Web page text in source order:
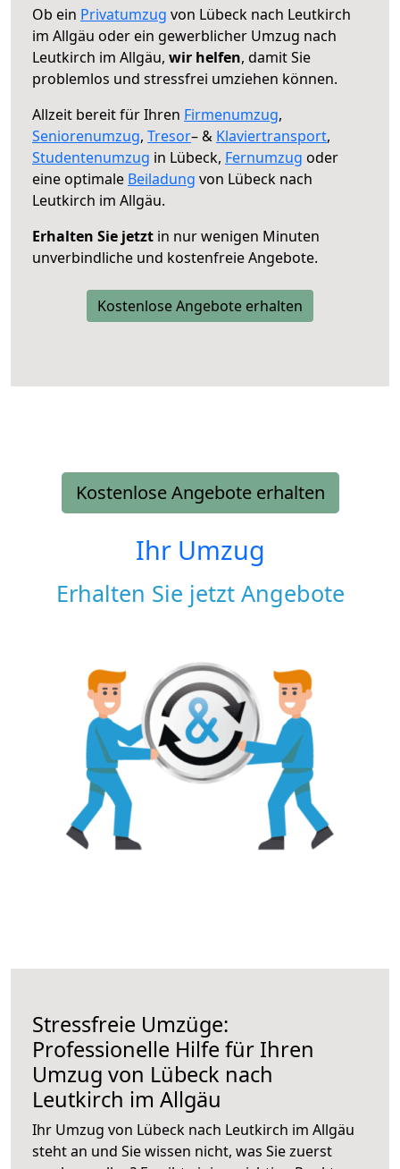
Ob ein Privatumzug von Lübeck nach Leutkirch
im Allgäu oder ein gewerblicher Umzug nach
Leutkirch im Allgäu, wir helfen, damit Sie
problemlos und stressfrei umziehen können.
Allzeit bereit für Ihren Firmenumzug,
Seniorenumzug, Tresor– & Klaviertransport,
Studentenumzug in Lübeck, Fernumzug oder
eine optimale Beiladung von Lübeck nach
Leutkirch im Allgäu.
Erhalten Sie jetzt in nur wenigen Minuten
unverbindliche und kostenfreie Angebote.
Kostenlose Angebote erhalten
Kostenlose Angebote erhalten
Ihr Umzug
Erhalten Sie jetzt Angebote
Stressfreie Umzüge:
Professionelle Hilfe für Ihren
Umzug von Lübeck nach
Leutkirch im Allgäu
Ihr Umzug von Lübeck nach Leutkirch im Allgäu
steht an und Sie wissen nicht, was Sie zuerst